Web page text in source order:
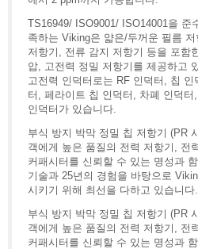
TS16949/ ISO9001/ ISO14001을 준
족하는 Viking은 얇은/두꺼운 필름
저항기, 전류 감지 저항기 등을 포함
압, 고전력 정밀 저항기를 제공하고
고전력 인덕터로는 RF 인덕터, 칩
터, 페라이트 칩 인덕터, 차폐 인덕
인덕터가 있습니다.
부식 방지 박막 정밀 칩 저항기 (PR
객에게 높은 품질의 전력 저항기, 전
커패시터를 신뢰할 수 있는 명성과
기술과 25년의 경험을 바탕으로
시키기 위해 최선을 다하고 있습니다.
부식 방지 박막 정밀 칩 저항기 (PR
객에게 높은 품질의 전력 저항기, 전
커패시터를 신뢰할 수 있는 명성과